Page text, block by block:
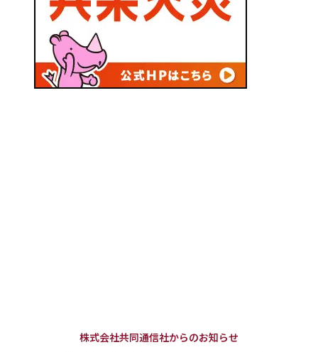
株式会社共同通信社からのお知らせ